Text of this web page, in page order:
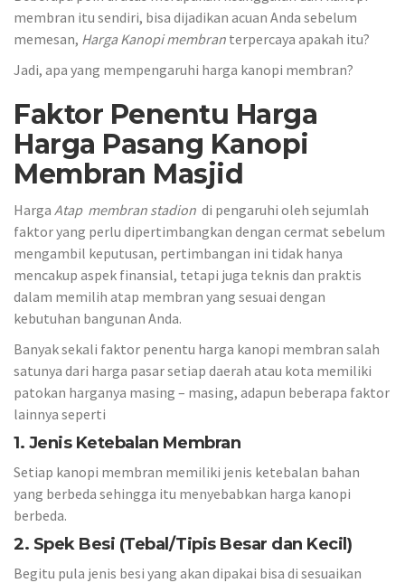
membran itu sendiri, bisa dijadikan acuan Anda sebelum
memesan, Harga Kanopi membran terpercaya apakah itu?
Jadi, apa yang mempengaruhi harga kanopi membran?
Faktor Penentu Harga
Harga Pasang Kanopi
Membran Masjid
Harga Atap membran stadion di pengaruhi oleh sejumlah
faktor yang perlu dipertimbangkan dengan cermat sebelum
mengambil keputusan, pertimbangan ini tidak hanya
mencakup aspek finansial, tetapi juga teknis dan praktis
dalam memilih atap membran yang sesuai dengan
kebutuhan bangunan Anda.
Banyak sekali faktor penentu harga kanopi membran salah
satunya dari harga pasar setiap daerah atau kota memiliki
patokan harganya masing – masing, adapun beberapa faktor
lainnya seperti
1. Jenis Ketebalan Membran
Setiap kanopi membran memiliki jenis ketebalan bahan
yang berbeda sehingga itu menyebabkan harga kanopi
berbeda.
2. Spek Besi (Tebal/Tipis Besar dan Kecil)
Begitu pula jenis besi yang akan dipakai bisa di sesuaikan